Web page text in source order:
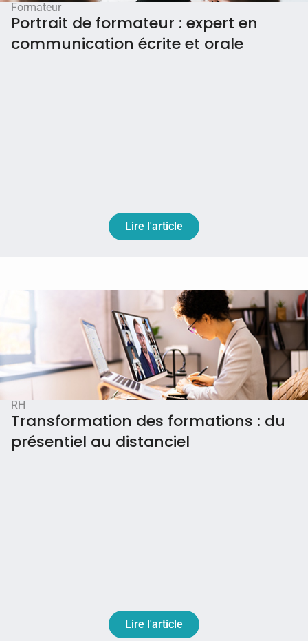
Formateur
Portrait de formateur : expert en
communication écrite et orale
Lire l'article
RH
Transformation des formations : du
présentiel au distanciel
Lire l'article